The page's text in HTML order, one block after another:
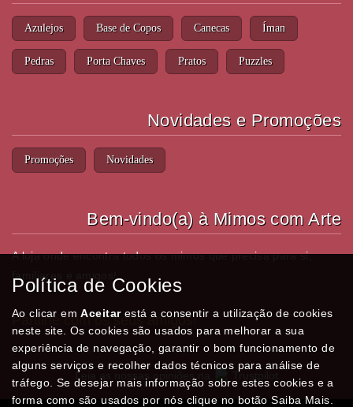
Azulejos Base de Copos Canecas Íman
Pedras Porta Chaves Pratos Puzzles
Novidades e Promoções
Promoções Novidades
Bem-vindo(a) à Mimos com Arte
A loja onde encontra todos os mimos que precisa para si,
familiares e amigos!
Partilhe com os seus amigos!
Leia as nossas opiniões na Trustpilot
Política de Cookies
Ao clicar emAceitarestá a consentir a utilização de cookies
neste site. Os cookies são usados para melhorar a sua
experiência de navegação, garantir o bom funcionamento de
alguns serviços e recolher dados técnicos para análise de
tráfego. Se desejar mais informação sobre estes cookies e a
forma como são usados por nós clique no botão Saiba Mais.